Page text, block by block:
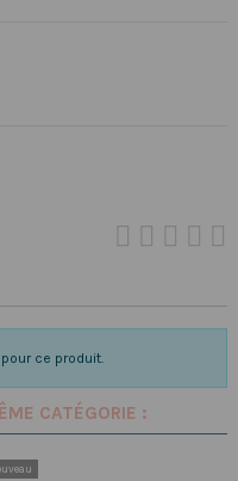
ce produit.
CATÉGORIE :